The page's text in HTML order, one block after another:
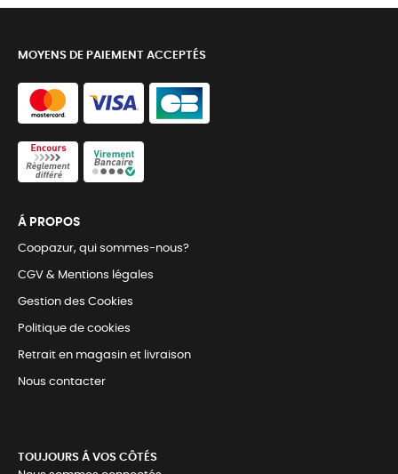
MOYENS DE PAIEMENT ACCEPTÉS
Á PROPOS
Coopazur, qui sommes-nous?
CGV & Mentions légales
Gestion des Cookies
Politique de cookies
Retrait en magasin et livraison
Nous contacter
TOUJOURS Á VOS CÔTÉS